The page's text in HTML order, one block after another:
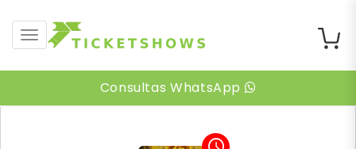
desplegar navegación
Consultas WhatsApp